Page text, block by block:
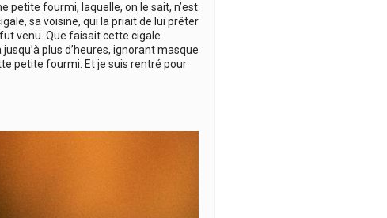
petite fourmi, laquelle, on le sait, n’est
sa voisine, qui la priait de lui prêter
venu. Que faisait cette cigale
plus d’heures, ignorant masque
petite fourmi. Et je suis rentré pour